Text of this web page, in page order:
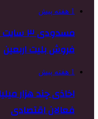
1 هفته پیش
فروش بلیت اربعین
1 هفته پیش
اخاذی چند هزار
فعالان اقتصادی